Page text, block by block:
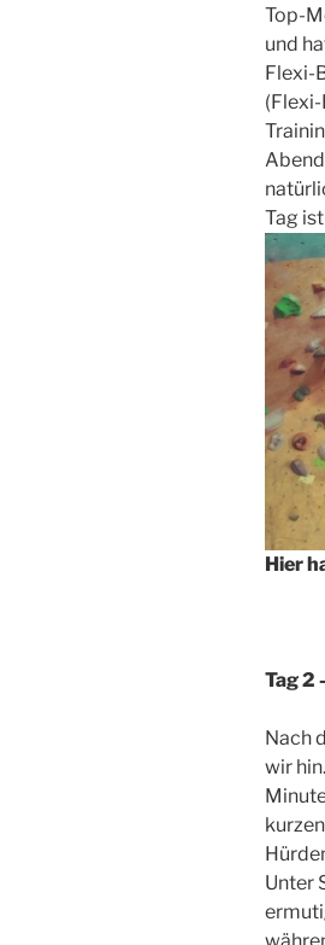
Top-
und
Flexi-
(Flexi-
Tag
Hier
Tag 2
Nach
wir
Unter